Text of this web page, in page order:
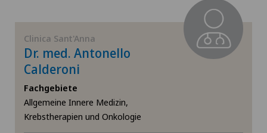
Arthrose
Ästhetische Medizin
Ästhetische und korrigierende Dermatologie
Centre Médical Eaux-Vives
Centre Médical Montchoisi
Centre Médical Valère
Clinica Sant'Anna
Dr. med. Antonello
Calderoni
Fachgebiete
Allgemeine Innere Medizin,
Krebstherapien und Onkologie